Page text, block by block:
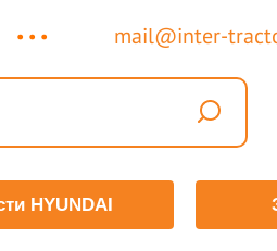
... mail@inter-
HYUNDAI